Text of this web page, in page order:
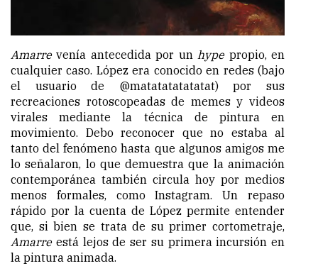
Amarrevenía antecedida por unhype propio, en
cualquier caso. López era conocido en redes (bajo
el usuario de @matatatatatatat) por sus
recreaciones rotoscopeadas de memes y videos
virales mediante la técnica de pintura en
movimiento. Debo reconocer que no estaba al
tanto del fenómeno hasta que algunos amigos me
lo señalaron, lo que demuestra que la animación
contemporánea también circula hoy por medios
menos formales, como Instagram. Un repaso
rápido por la cuenta de López permite entender
que, si bien se trata de su primer cortometraje,
Amarre está lejos de ser su primera incursión en
la pintura animada.